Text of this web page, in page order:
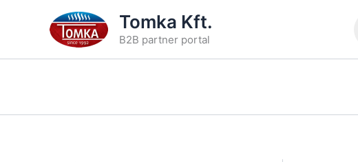
Tomka Kft.
B2B partner portal